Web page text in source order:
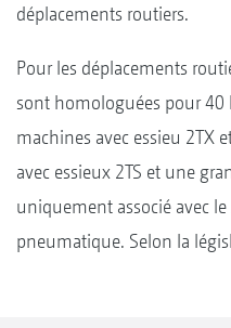
déplacements routiers.
Pour les déplacements
sont homologuées pour 40
machines avec essieu 2TX
avec essieux 2TS et une
uniquement associé avec
pneumatique. Selon la